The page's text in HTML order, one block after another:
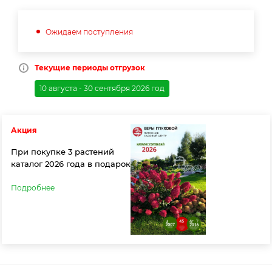
Ожидаем поступления
Текущие периоды отгрузок
10 августа - 30 сентября 2026 год
Акция
При покупке 3 растений
каталог 2026 года в подарок
Подробнее